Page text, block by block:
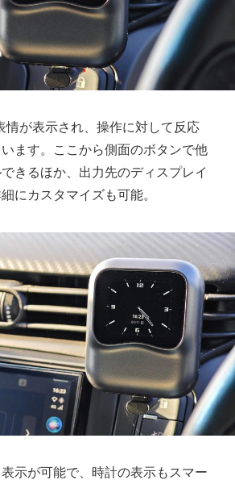
情が表示され、操作に対して反応
ます。ここから側面のボタンで他
きるほか、出力先のディスプレイ
にカスタマイズも可能。
示が可能で、時計の表示もスマー